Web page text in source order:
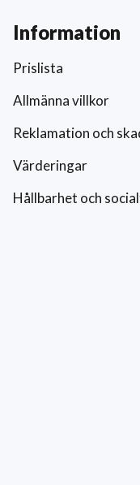
Information
Prislista
Allmänna villkor
Reklamation och
Värderingar
Hållbarhet och